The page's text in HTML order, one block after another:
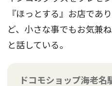
『ほっとする』お店であ
ど、小さな事でもお気兼
と話している。
ドコモショップ海老名